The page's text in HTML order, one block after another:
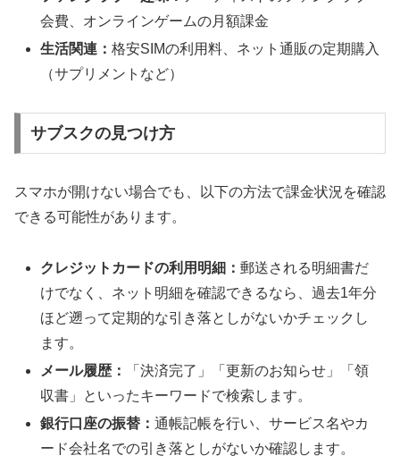
会費、オンラインゲームの月額課金
生活関連：格安SIMの利用料、ネット通販の定期購入
（サプリメントなど）
サブスクの見つけ方
スマホが開けない場合でも、以下の方法で課金状況を確認
できる可能性があります。
クレジットカードの利用明細：郵送される明細書だ
けでなく、ネット明細を確認できるなら、過去1年分
ほど遡って定期的な引き落としがないかチェックし
ます。
メール履歴：
「決済完了」「更新のお知らせ」「領
収書」といったキーワードで検索します。
銀行口座の振替：通帳記帳を行い、サービス名やカ
ード会社名での引き落としがないか確認します。